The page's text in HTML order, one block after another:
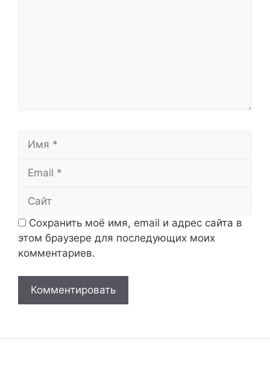
Сохранить моё имя, email и адрес сайта в
этом браузере для последующих моих
комментариев.